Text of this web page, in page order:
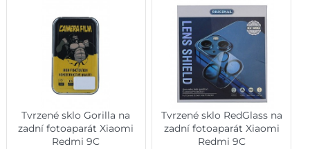
Tvrzené sklo Gorilla na
zadní fotoaparát Xiaomi
Redmi 9C
Tvrzené sklo RedGlass na
zadní fotoaparát Xiaomi
Redmi 9C